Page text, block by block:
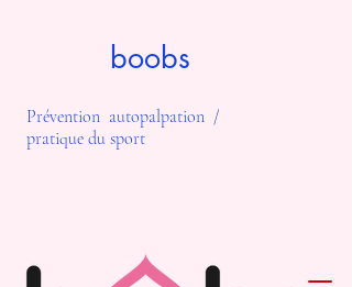
boobs
Prévention autopalpation /
pratique du sport